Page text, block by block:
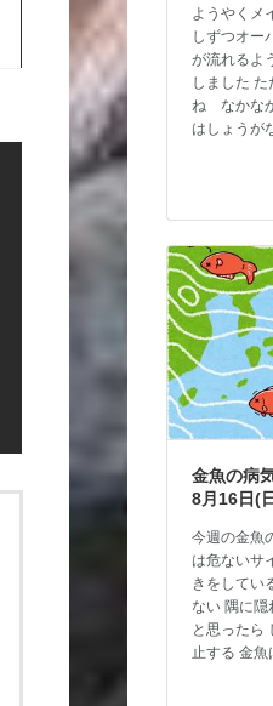
ようやくメ
しずつオー
が流れるよ
しました
ね なかな
はしょうが
金魚の病
8月16日(
今週の金魚
は危ないサ
きをしてい
ない 隅に隠
と思ったら
止する 金